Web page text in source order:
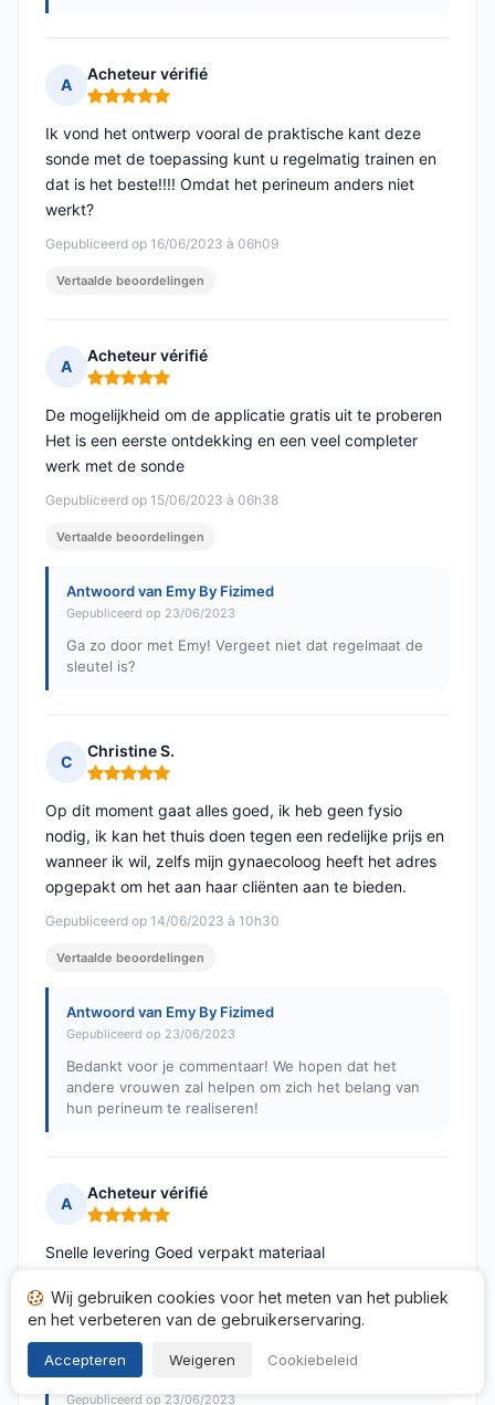
A
Acheteur vérifié
Opmerking: 5 van 5
Gepubliceerd op 16/06/2023 à 06h09
Ik vond het ontwerp vooral de praktische kant deze
sonde met de toepassing kunt u regelmatig trainen en
dat is het beste!!!! Omdat het perineum anders niet
werkt?
Vertaalde beoordelingen
A
Acheteur vérifié
Opmerking: 5 van 5
Gepubliceerd op 15/06/2023 à 06h38
De mogelijkheid om de applicatie gratis uit te proberen
Het is een eerste ontdekking en een veel completer
werk met de sonde
Vertaalde beoordelingen
Antwoord van Emy By Fizimed
Gepubliceerd op 23/06/2023
Ga zo door met Emy! Vergeet niet dat regelmaat de
sleutel is?
C
Christine S.
Opmerking: 5 van 5
Gepubliceerd op 14/06/2023 à 10h30
Op dit moment gaat alles goed, ik heb geen fysio
nodig, ik kan het thuis doen tegen een redelijke prijs en
wanneer ik wil, zelfs mijn gynaecoloog heeft het adres
opgepakt om het aan haar cliënten aan te bieden.
Vertaalde beoordelingen
Antwoord van Emy By Fizimed
Gepubliceerd op 23/06/2023
Bedankt voor je commentaar! We hopen dat het
andere vrouwen zal helpen om zich het belang van
hun perineum te realiseren!
A
Acheteur vérifié
Opmerking: 5 van 5
Snelle levering Goed verpakt materiaal
Vertaalde beoordelingen
Antwoord van Emy By Fizimed
Gepubliceerd op 23/06/2023
Wij gebruiken cookies voor het meten van het publiek
en het verbeteren van de gebruikerservaring.
Accepteren Weigeren Cookiebeleid